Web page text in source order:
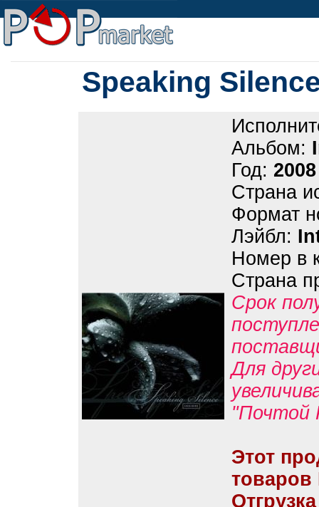
Speaking
Альбом:
Год: 2008
Страна
Формат
Лэйбл:
Номер в
Страна
Срок
Для
"Почтой
Этот
товаров